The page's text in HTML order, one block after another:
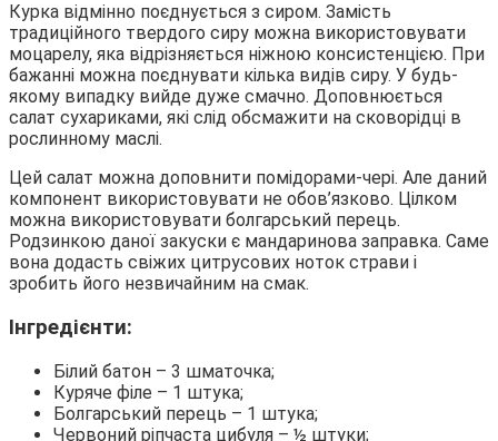
Курка відмінно поєднується з сиром. Замість
традиційного твердого сиру можна використовувати
моцарелу, яка відрізняється ніжною консистенцією. При
бажанні можна поєднувати кілька видів сиру. У будь-
якому випадку вийде дуже смачно. Доповнюється
салат сухариками, які слід обсмажити на сковорідці в
рослинному маслі.
Цей салат можна доповнити помідорами-чері. Але даний
компонент використовувати не обов’язково. Цілком
можна використовувати болгарський перець.
Родзинкою даної закуски є мандаринова заправка. Саме
вона додасть свіжих цитрусових ноток страви і
зробить його незвичайним на смак.
Інгредієнти:
Білий батон – 3 шматочка;
Куряче філе – 1 штука;
Болгарський перець – 1 штука;
Червоний ріпчаста цибуля – ½ штуки;